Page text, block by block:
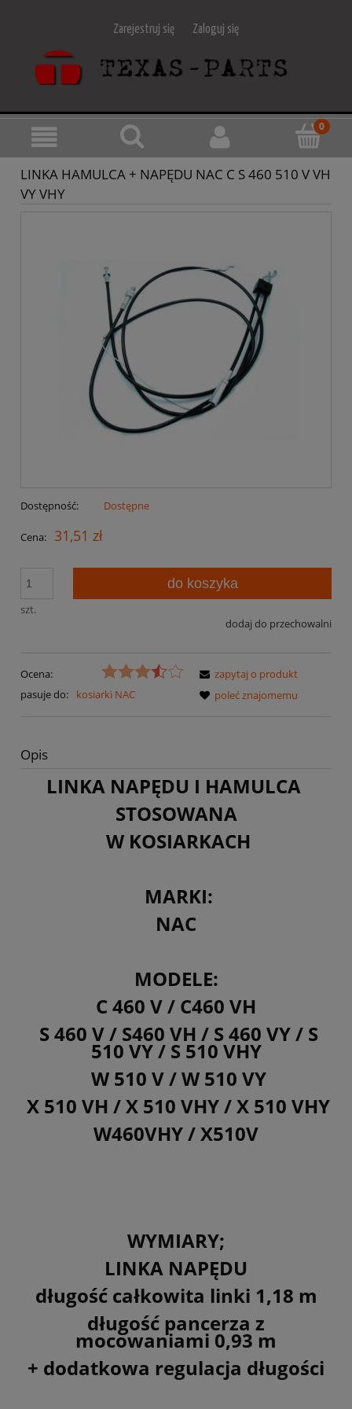
Zarejestruj się Zaloguj się
LINKA HAMULCA + NAPĘDU NAC C S 460 510 V VH
VY VHY
Dostępność: Dostępne
Cena: 31,51 zł
szt.
do koszyka
dodaj do przechowalni
Ocena:
pasuje do:
kosiarki NAC
zapytaj o produkt
poleć znajomemu
Opis
LINKA NAPĘDU I HAMULCA
STOSOWANA
W KOSIARKACH
MARKI:
NAC
MODELE:
C 460 V / C460 VH
S 460 V / S460 VH / S 460 VY / S
510 VY / S 510 VHY
W 510 V / W 510 VY
X 510 VH / X 510 VHY /X 510 VHY
W460VHY /X510V
WYMIARY;
LINKA NAPĘDU
długość całkowita linki 1,18 m
długość pancerza z
mocowaniami 0,93 m
+ dodatkowa regulacja długości